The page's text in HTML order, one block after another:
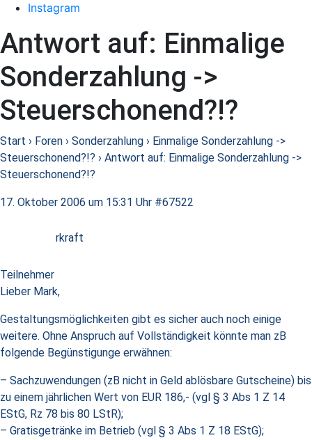
Instagram
Antwort auf: Einmalige
Sonderzahlung ->
Steuerschonend?!?
Start › Foren › Sonderzahlung › Einmalige Sonderzahlung ->
Steuerschonend?!? › Antwort auf: Einmalige Sonderzahlung ->
Steuerschonend?!?
17. Oktober 2006 um 15:31 Uhr #67522
rkraft
Teilnehmer
Lieber Mark,
Gestaltungsmöglichkeiten gibt es sicher auch noch einige
weitere. Ohne Anspruch auf Vollständigkeit könnte man zB
folgende Begünstigunge erwähnen:
– Sachzuwendungen (zB nicht in Geld ablösbare Gutscheine) bis
zu einem jährlichen Wert von EUR 186,- (vgl § 3 Abs 1 Z 14
EStG, Rz 78 bis 80 LStR);
– Gratisgetränke im Betrieb (vgl § 3 Abs 1 Z 18 EStG);